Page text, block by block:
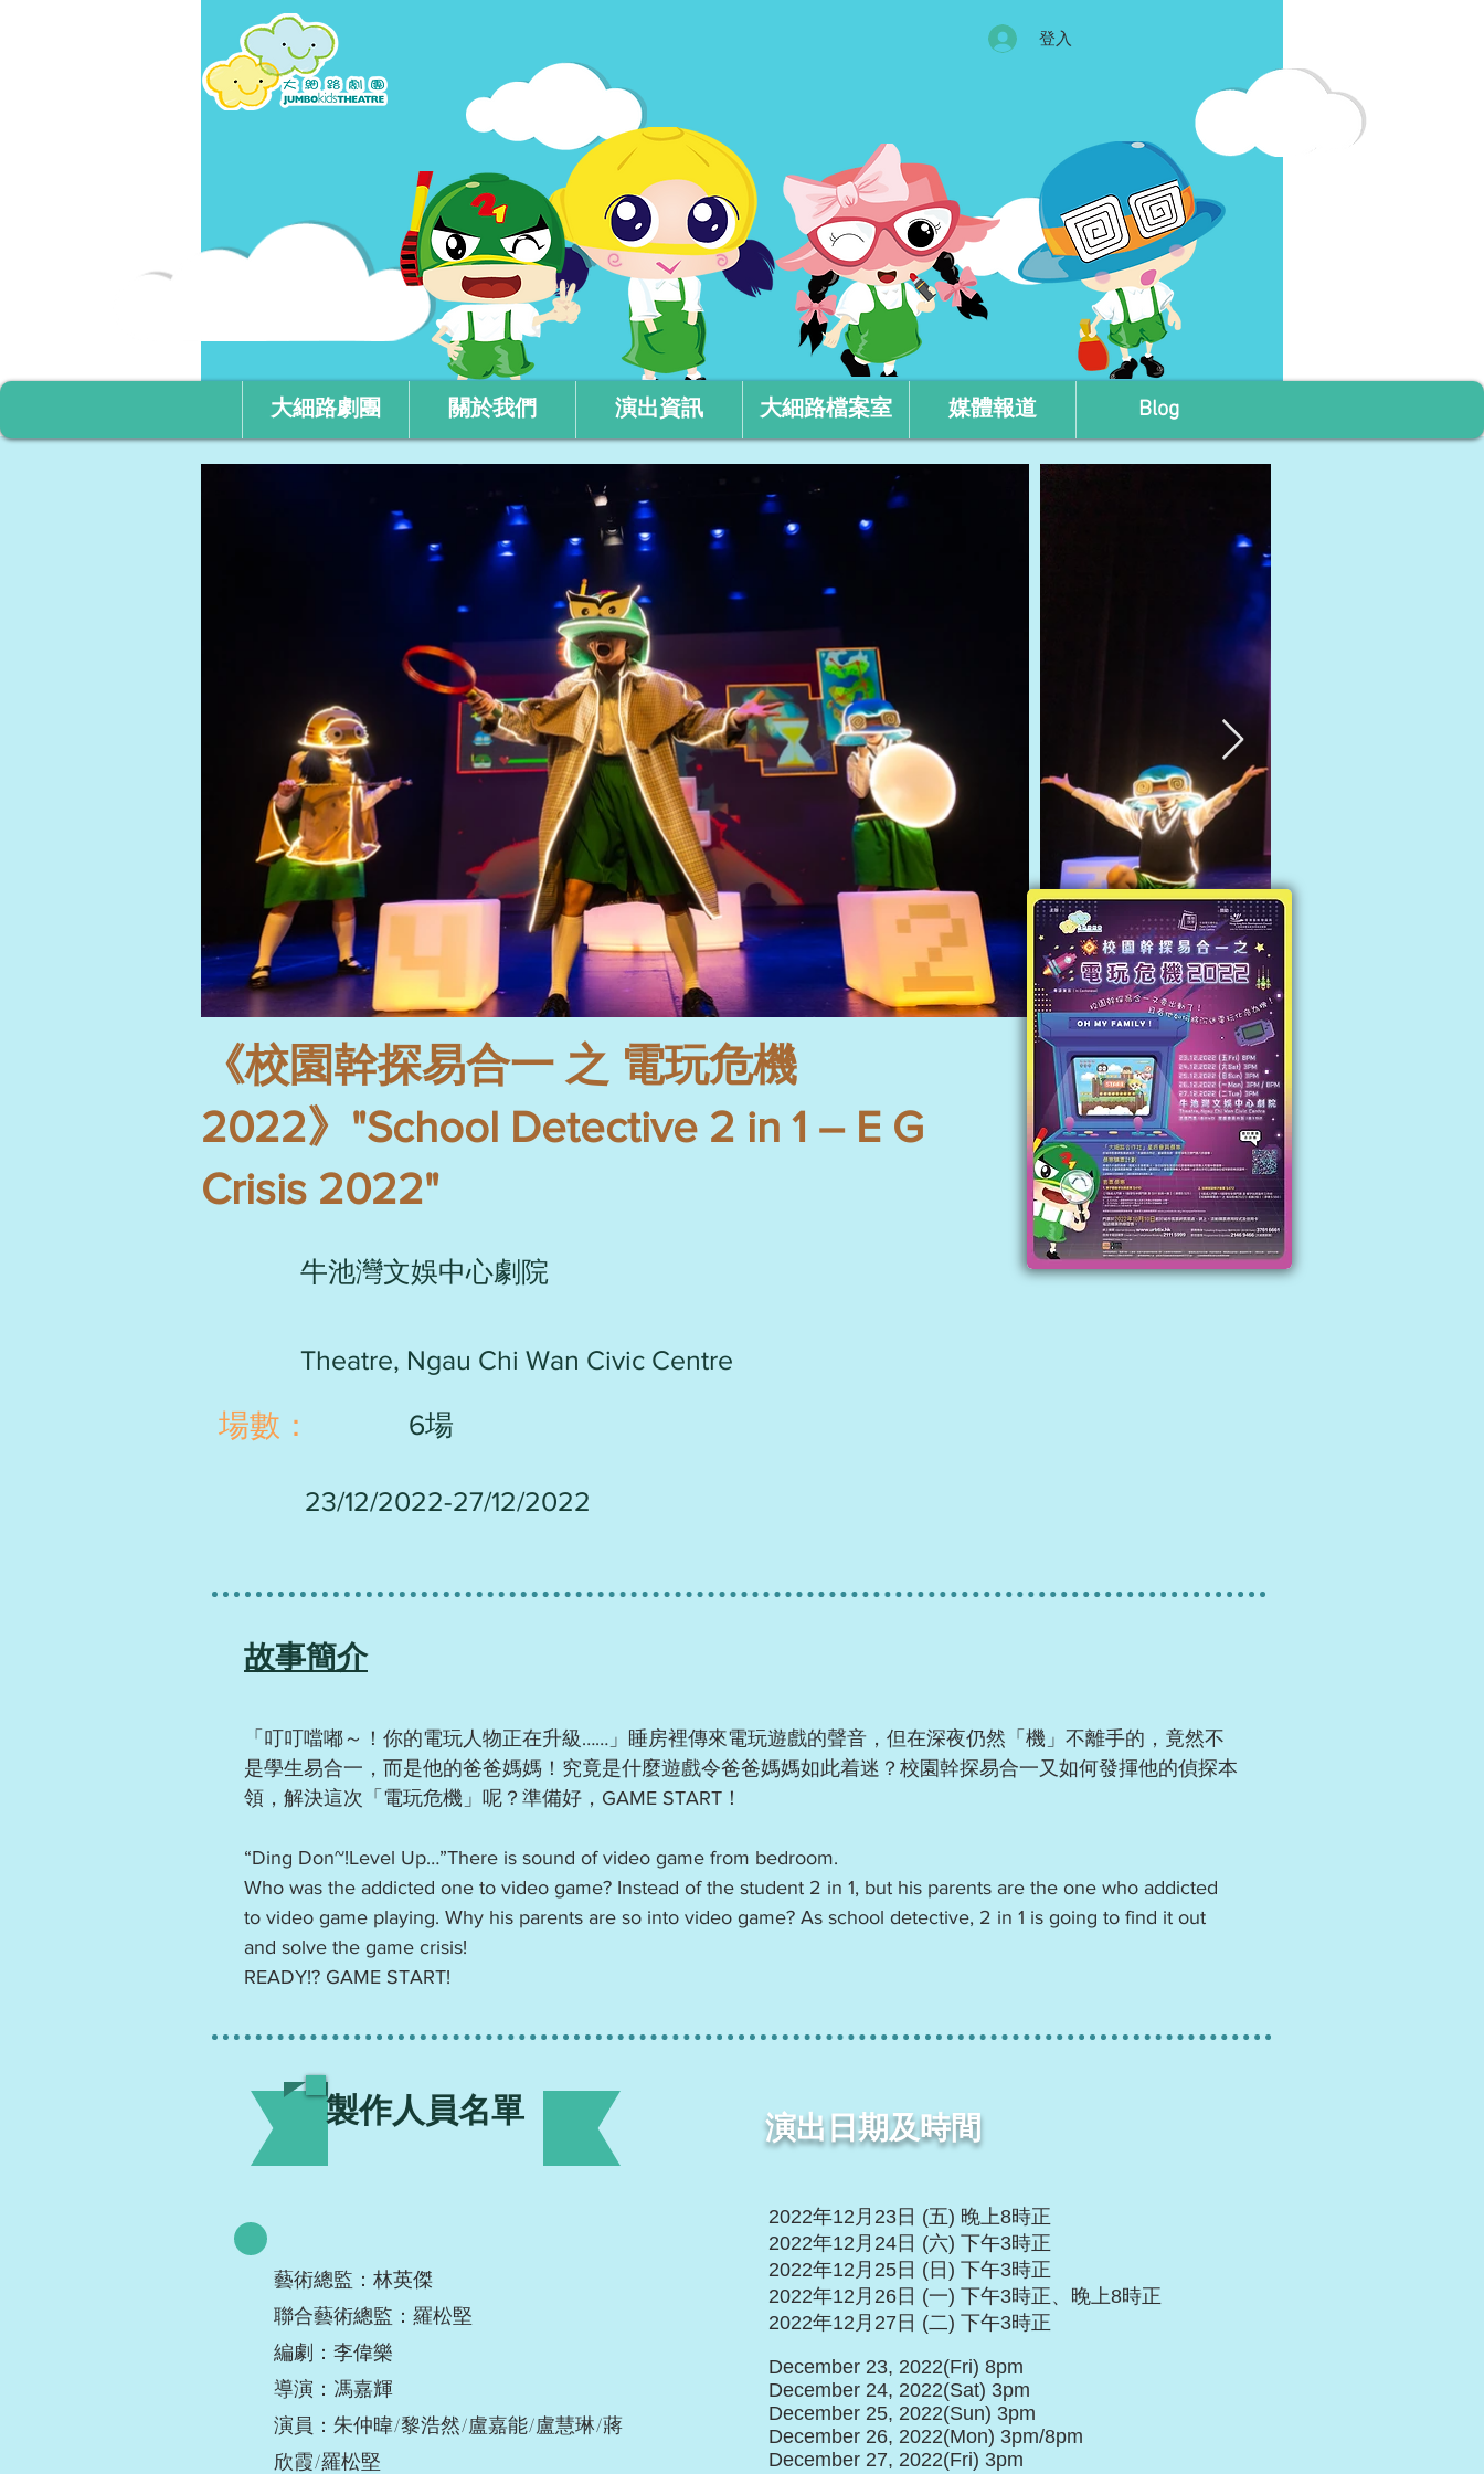
登入
大細路劇團 關於我們 演出資訊 大細路檔案室 媒體報道 Blog
《校園幹探易合一 之 電玩危機
2022》"School Detective 2 in 1 – E G
Crisis 2022"
牛池灣文娛中心劇院
Theatre, Ngau Chi Wan Civic Centre
​場數： 6場
23/12/2022-27/12/2022
故事簡介
「叮叮噹嘟～！你的電玩人物正在升級……」睡房裡傳來電玩遊戲的聲音，但在深夜仍然「機」不離手的，竟然不
是學生易合一，而是他的爸爸媽媽！究竟是什麼遊戲令爸爸媽媽如此着迷？校園幹探易合一又如何發揮他的偵探本
領，解決這次「電玩危機」呢？準備好，GAME START！
“Ding Don~!Level Up…”There is sound of video game from bedroom.
Who was the addicted one to video game? Instead of the student 2 in 1, but his parents are the one who addicted
to video game playing. Why his parents are so into video game? As school detective, 2 in 1 is going to find it out
and solve the game crisis!
READY!? GAME START!
製作人員名單
藝術總監：林英傑
聯合藝術總監：羅松堅
編劇：李偉樂
導演：馮嘉輝
演員：朱仲暐/黎浩然/盧嘉能/盧慧琳/蔣
欣霞/羅松堅
2022年12月23日 (五) 晚上8時正
2022年12月24日 (六) 下午3時正
2022年12月25日 (日) 下午3時正
2022年12月26日 (一) 下午3時正、晚上8時正
2022年12月27日 (二) 下午3時正
December 23, 2022(Fri) 8pm
December 24, 2022(Sat) 3pm
December 25, 2022(Sun) 3pm
December 26, 2022(Mon) 3pm/8pm
December 27, 2022(Fri) 3pm
演出日期及時間